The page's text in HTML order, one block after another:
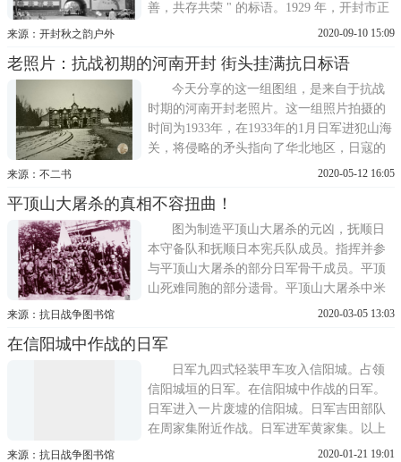
善，共存共荣 " 的标语。1929 年，开封市正
式成立，一年后又撤市。从 1938 年 6 月到
占领下的河南省省会，设立豫东道、开封市
等行政区划。光复后，国民党政府恢复了
来源：开封秋之韵户外 2020-09-10 15:09
老照片：抗战初期的河南开封 街头挂满抗日标语
今天分享的这一组图组，是来自于抗战
时期的河南开封老照片。这一组照片拍摄的
时间为1933年，在1933年的1月日军进犯山海
关，将侵略的矛头指向了华北地区，日寇的
蛮横行为让中国人民十分愤怒，这些照片均
片，我们可以来看看抗战初期的开封是什么
模样。照片拍摄于抗日战争初期，位于开封
城内的河南省党部。照
来源：不二书 2020-05-12 16:05
平顶山大屠杀的真相不容扭曲！
图为制造平顶山大屠杀的元凶，抚顺日
本守备队和抚顺日本宪兵队成员。指挥并参
与平顶山大屠杀的部分日军骨干成员。平顶
山死难同胞的部分遗骨。平顶山大屠杀中米
出生的胎儿与母亲共遭劫难。平顶山大屠杀
屠杀幸存者夏廷泽。平顶山大屠杀幸存者任
成玉。以上图文选自《日本侵华图志》第七
卷《建立伪满洲国与对东北的统治
来源：抗日战争图书馆 2020-03-05 13:03
在信阳城中作战的日军
日军九四式轻装甲车攻入信阳城。占领
信阳城垣的日军。在信阳城中作战的日军。
日军进入一片废墟的信阳城。日军吉田部队
在周家集附近作战。日军进军黄家集。以上
图文选自《日本侵华图志》第十卷《侵占华
来源：抗日战争图书馆 2020-01-21 19:01